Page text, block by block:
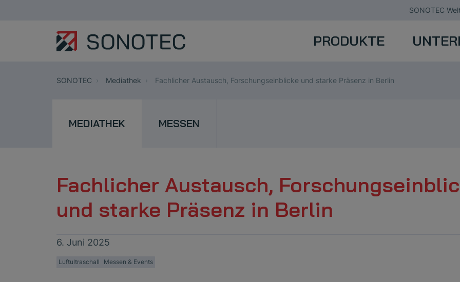
SONOTEC
PRODUKTE
SONOTEC Mediathek Fachlicher Austausch, Forschungseinblicke und starke Präsenz in Berlin
MEDIATHEK MESSEN
Fachlicher Austausch,
und starke Präsenz in Berlin
6. Juni 2025
Luftultraschall Messen & Events